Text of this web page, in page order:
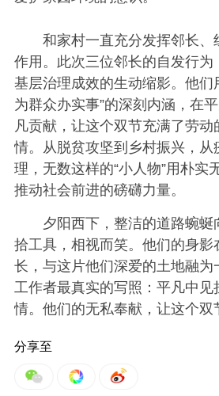
和家村一直充分发挥邻长、
作用。此次三位邻长的自发行为
基层治理成效的生动缩影。他们
为群众办实事”的深刻内涵，在
凡贡献，让这个双节充满了劳动
情。从脱贫攻坚到乡村振兴，从
理，无数这样的“小人物”用朴实
推动社会前进的磅礴力量。
夕阳西下，整洁的道路蜿蜒
拾工具，相视而笑。他们的身影
长，与这片他们深爱的土地融为
工作者最真实的写照：平凡中见
情。他们的无私奉献，让这个双
分享至